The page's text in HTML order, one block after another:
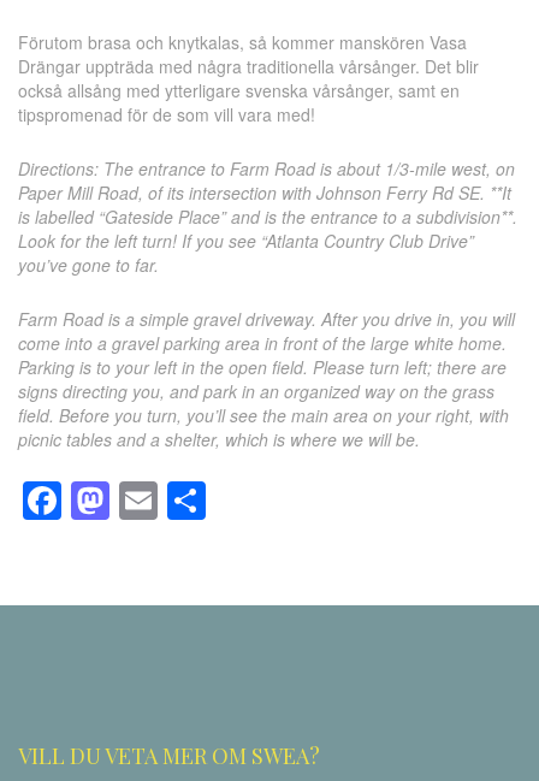
Förutom brasa och knytkalas, så kommer manskören Vasa
Drängar uppträda med några traditionella vårsånger. Det blir
också allsång med ytterligare svenska vårsånger, samt en
tipspromenad för de som vill vara med!
Directions: The entrance to Farm Road is about 1/3-mile west, on
Paper Mill Road, of its intersection with Johnson Ferry Rd SE. **It
is labelled “Gateside Place” and is the entrance to a subdivision**.
Look for the left turn! If you see “Atlanta Country Club Drive”
you’ve gone to far.
Farm Road is a simple gravel driveway. After you drive in, you will
come into a gravel parking area in front of the large white home.
Parking is to your left in the open field. Please turn left; there are
signs directing you, and park in an organized way on the grass
field. Before you turn, you’ll see the main area on your right, with
picnic tables and a shelter, which is where we will be.
Facebook
Mastodon
Email
VILL DU VETA MER OM SWEA?